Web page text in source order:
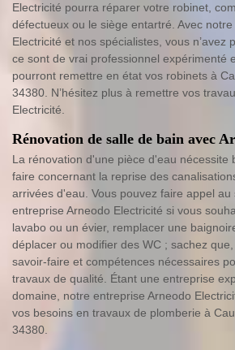
Electricité pourra réparer votre robinet,
défectueux ou le siège entartré. Avec
Electricité et nos spécialistes, vous n’avez
ce sont de vrai professionnel expérimenté
pourront remettre en état vos robinets à
34380. N’hésitez plus à remettre vos
Electricité.
Rénovation de salle de bain avec
La rénovation d'une pièce d'eau nécessite
faire concernant la reprise des
arrivées d'eau. Vous pouvez faire appel au
entreprise Arneodo Electricité si vous
lavabo ou un évier, remplacer une
déplacer ou modifier des WC ; sachez
savoir-faire et compétences nécessaires
travaux de qualité. Étant une entreprise
domaine, notre entreprise Arneodo
vos besoins en travaux de plomberie à
34380.